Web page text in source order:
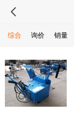
综合 询价 销量